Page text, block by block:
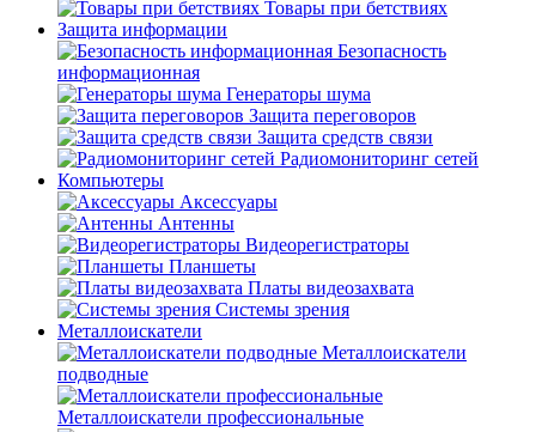
Товары при бетствиях
Защита информации
Безопасность
информационная
Генераторы шума
Защита переговоров
Защита средств связи
Радиомониторинг сетей
Компьютеры
Аксессуары
Антенны
Видеорегистраторы
Планшеты
Платы видеозахвата
Системы зрения
Металлоискатели
Металлоискатели
подводные
Металлоискатели профессиональные